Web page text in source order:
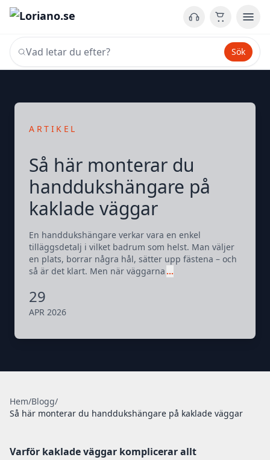
Sök
ARTIKEL
Så här monterar du
handdukshängare på
kaklade väggar
En handdukshängare verkar vara en enkel
tilläggsdetalj i vilket badrum som helst. Man väljer
en plats, borrar några hål, sätter upp fästena – och
så är det klart. Men när väggarna…
29
APR 2026
Hem/Blogg/
Så här monterar du handdukshängare på kaklade väggar
Varför kaklade väggar komplicerar allt